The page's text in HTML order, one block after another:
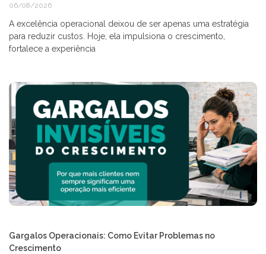
06/08/2026
A excelência operacional deixou de ser apenas uma estratégia
para reduzir custos. Hoje, ela impulsiona o crescimento,
fortalece a experiência
Gargalos Operacionais: Como Evitar Problemas no
Crescimento